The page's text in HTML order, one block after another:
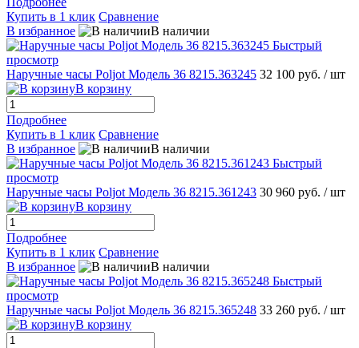
Купить в 1 клик Сравнение
В избранное
В наличии
Быстрый
просмотр
Наручные часы Poljot Модель 36 8215.363245 32 100 руб. / шт
В корзину
Подробнее
Купить в 1 клик Сравнение
В избранное
В наличии
Быстрый
просмотр
Наручные часы Poljot Модель 36 8215.361243 30 960 руб. / шт
В корзину
Подробнее
Купить в 1 клик Сравнение
В избранное
В наличии
Быстрый
просмотр
Наручные часы Poljot Модель 36 8215.365248 33 260 руб. / шт
В корзину